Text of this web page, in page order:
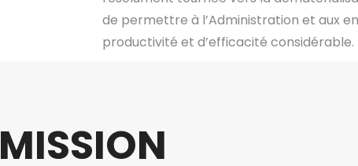
de permettre à l’Administration et aux
productivité et d’efficacité considérable.
MISSION